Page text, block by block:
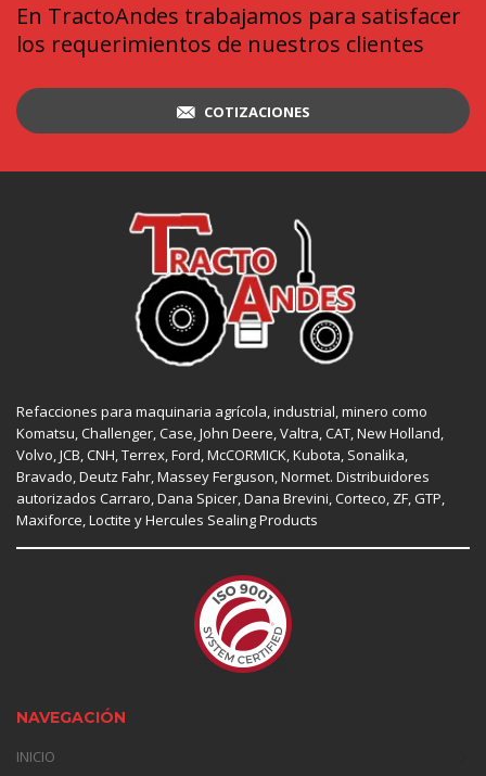
En TractoAndes trabajamos para satisfacer
los requerimientos de nuestros clientes
COTIZACIONES
Refacciones para maquinaria agrícola, industrial, minero como
Komatsu, Challenger, Case John Deere , Valtra, CAT New Holland
Volvo, JCB CNH , Terrex, Ford , McCORMICK, Kubota , Sonalika,
Bravado, Deutz Fahr, Massey Ferguson Normet. Distribuidores
autorizados Carraro Dana Spicer , Dana Brevini, Corteco ZF GTP
Maxiforce, Loctite y Hercules Sealing Products
NAVEGACIÓN
INICIO